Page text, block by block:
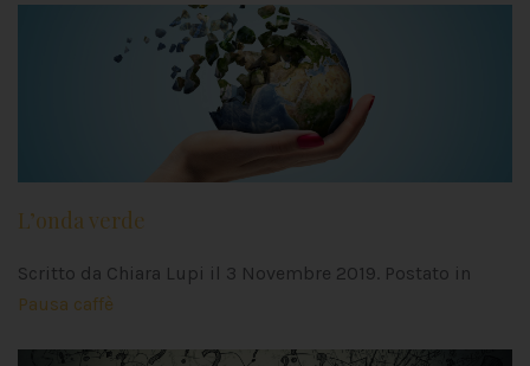
L’onda verde
Scritto da Chiara Lupi il 3 Novembre 2019. Postato in
Pausa caffè